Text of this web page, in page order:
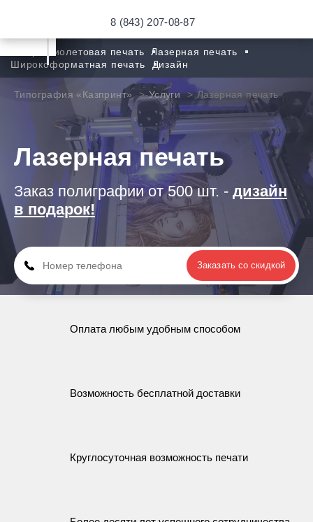
8 (843) 207-08-87
Ультрафиолетовая печать
Лазерная печать
Широкоформатная печать
Дизайн
Типография «Казпринт» Услуги Лазерная печать
Лазерная печать
Заказ полиграфии от 500 шт. - дизайн
в подарок!
Заказать со скидкой
Оплата любым удобным способом
Возможность бесплатной доставки
Круглосуточная возможность печати